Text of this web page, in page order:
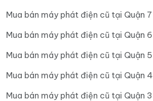
Mua bán máy phát điện cũ tại Quận 7
Mua bán máy phát điện cũ tại Quận 6
Mua bán máy phát điện cũ tại Quận 5
Mua bán máy phát điện cũ tại Quận 4
Mua bán máy phát điện cũ tại Quận 3